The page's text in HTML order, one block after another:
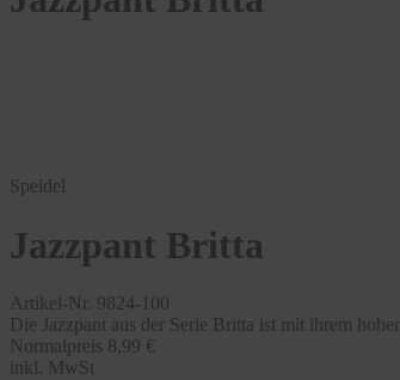
Speidel
Jazzpant Britta
Artikel-Nr. 9824-100
Die Jazzpant aus der Serie Britta ist mit ihrem
Normalpreis 8,99 €
inkl. MwSt